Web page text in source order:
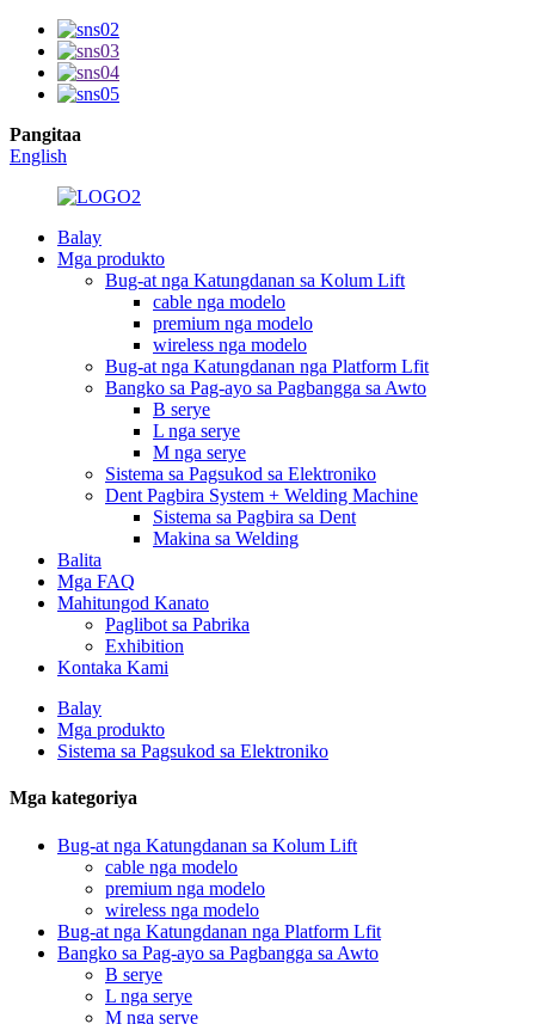
Pangitaa
English
Balay
Mga produkto
Bug-at nga Katungdanan sa Kolum Lift
cable nga modelo
premium nga modelo
wireless nga modelo
Bug-at nga Katungdanan nga Platform Lfit
Bangko sa Pag-ayo sa Pagbangga sa Awto
B serye
L nga serye
M nga serye
Sistema sa Pagsukod sa Elektroniko
Dent Pagbira System + Welding Machine
Sistema sa Pagbira sa Dent
Makina sa Welding
Balita
Mga FAQ
Mahitungod Kanato
Paglibot sa Pabrika
Exhibition
Kontaka Kami
Balay
Mga produkto
Sistema sa Pagsukod sa Elektroniko
Mga kategoriya
Bug-at nga Katungdanan sa Kolum Lift
cable nga modelo
premium nga modelo
wireless nga modelo
Bug-at nga Katungdanan nga Platform Lfit
Bangko sa Pag-ayo sa Pagbangga sa Awto
B serye
L nga serye
M nga serye